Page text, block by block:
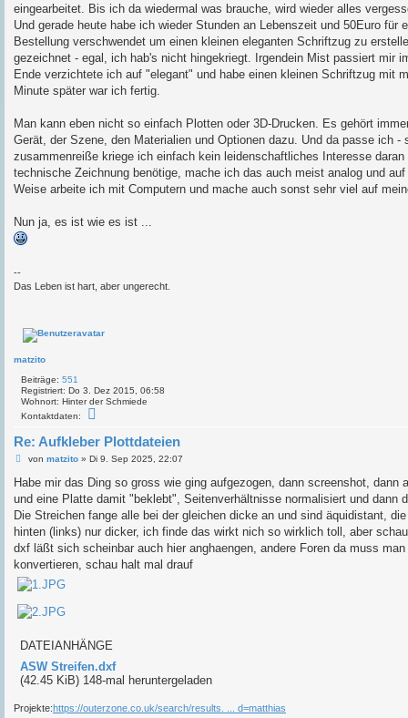
eingearbeitet. Bis ich da wiedermal was brauche, wird wieder alles
Und gerade heute habe ich wieder Stunden an Lebenszeit und 50Euro für
Bestellung verschwendet um einen kleinen eleganten Schriftzug zu
gezeichnet - egal, ich hab's nicht hingekriegt. Irgendein Mist passiert mir
Ende verzichtete ich auf "elegant" und habe einen kleinen Schriftzug mit
Minute später war ich fertig.
Man kann eben nicht so einfach Plotten oder 3D-Drucken. Es gehört
Gerät, der Szene, den Materialien und Optionen dazu. Und da passe ich -
zusammenreiße kriege ich einfach kein leidenschaftliches Interesse
technische Zeichnung benötige, mache ich das auch meist analog und
Weise arbeite ich mit Computern und mache auch sonst sehr viel auf
Nun ja, es ist wie es ist ...
--
Das Leben ist hart, aber ungerecht.
matzito
Beiträge: 551
Registriert: Do 3. Dez 2015, 06:58
Wohnort: Hinter der Schmiede
Kontaktdaten:
a
d
a
e
n
o
n
o
Re: Aufkleber Plottdateien
B
i
r
a
von matzito» Di 9. Sep 2025, 22:07
Habe mir das Ding so gross wie ging aufgezogen, dann screenshot, dann
und eine Platte damit "beklebt", Seitenverhältnisse normalisiert und dann
Die Streichen fange alle bei der gleichen dicke an und sind äquidistant,
hinten (links) nur dicker, ich finde das wirkt nich so wirklich toll, aber
dxf läßt sich scheinbar auch hier anghaengen, andere Foren da muss
konvertieren, schau halt mal drauf
DATEIANHÄNGE
ASW Streifen.dxf
(42.45 KiB) 148-mal heruntergeladen
Projekte:https://outerzone.co.uk/search/results. ... d=matthias